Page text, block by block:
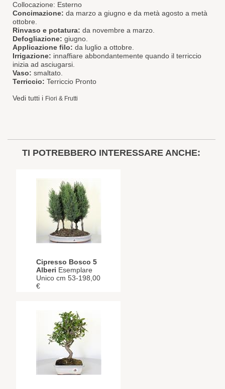
Collocazione: Esterno
Concimazione: da marzo a giugno e da metà agosto a metà
ottobre.
Rinvaso e potatura: da novembre a marzo.
Defogliazione: giugno.
Applicazione filo: da luglio a ottobre.
Irrigazione: innaffiare abbondantemente quando il terriccio
inizia ad asciugarsi.
Vaso: smaltato.
Terriccio: Terriccio Pronto
Vedi tutti i Fiori & Frutti
TI POTREBBERO INTERESSARE ANCHE:
Cipresso Bosco 5
Alberi Esemplare
Unico cm 53-198,00
€